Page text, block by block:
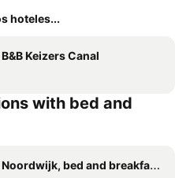
hoteles...
B&B Keizers Canal
with bed and
Noordwijk, bed and breakfasts